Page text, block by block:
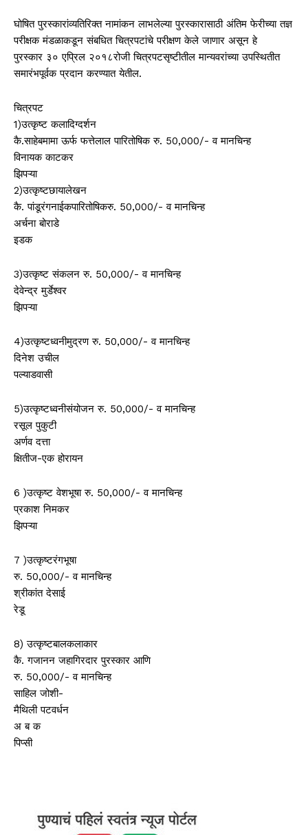
घोषित पुरस्कारांव्यतिरिक्त नामांकन लाभलेल्या पुरस्कारासाठी अंतिम फेरीच्या तज्ञ
परीक्षक मंडळाकडून संबधित चित्रपटांचे परीक्षण केले जाणार असून हे
पुरस्कार ३० एप्रिल २०१८रोजी चित्रपटसृष्टीतील मान्यवरांच्या उपस्थितीत
समारंभपूर्वक प्रदान करण्यात येतील.
चित्रपट
1)उत्कृष्ट कलादिग्दर्शन
कै.साहेबमामा ऊर्फ फत्तेलाल पारितोषिक रु. 50,000/- व मानचिन्ह
विनायक काटकर
झिपऱ्या
2)उत्कृष्टछायालेखन
कै. पांडूरंगनाईकपारितोषिकरु. 50,000/- व मानचिन्ह
अर्चना बोराडे
इडक
3)उत्कृष्ट संकलन रु. 50,000/- व मानचिन्ह
देवेन्द्र मुर्डेश्वर
झिपऱ्या
4)उत्कृष्टध्वनीमुद्रण रु. 50,000/- व मानचिन्ह
दिनेश उचील
पल्याडवासी
5)उत्कृष्टध्वनीसंयोजन रु. 50,000/- व मानचिन्ह
रसूल पुकुटी
अर्णव दत्ता
क्षितीज-एक होरायन
6 )उत्कृष्ट वेशभूषा रु. 50,000/- व मानचिन्ह
प्रकाश निमकर
झिपऱ्या
7 )उत्कृष्टरंगभूषा
रु. 50,000/- व मानचिन्ह
श्रीकांत देसाई
रेडू
8) उत्कृष्टबालकलाकार
कै. गजानन जहागिरदार पुरस्कार आणि
रु. 50,000/- व मानचिन्ह
साहिल जोशी-
मैथिली पटवर्धन
अ ब क
पिप्सी